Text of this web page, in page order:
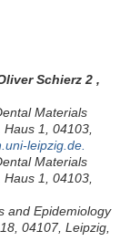
Schierz 2 ,
Materials
1, 04103,
leipzig.de
Materials
1, 04103,
and Epidemiology
04107, Leipzig,